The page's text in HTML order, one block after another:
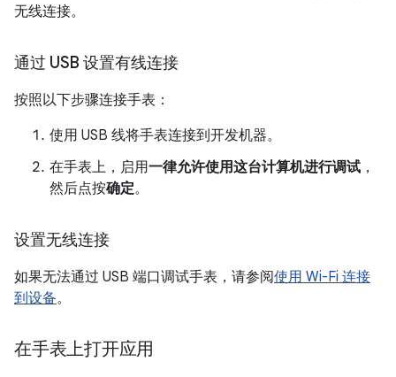
无线连接。
通过 USB 设置有线连接
按照以下步骤连接手表：
使用 USB 线将手表连接到开发机器。
在手表上，启用一律允许使用这台计算机进行调试 ，
然后点按确定。
设置无线连接
如果无法通过 USB 端口调试手表，请参阅使用 Wi-Fi 连接
到设备。
在手表上打开应用